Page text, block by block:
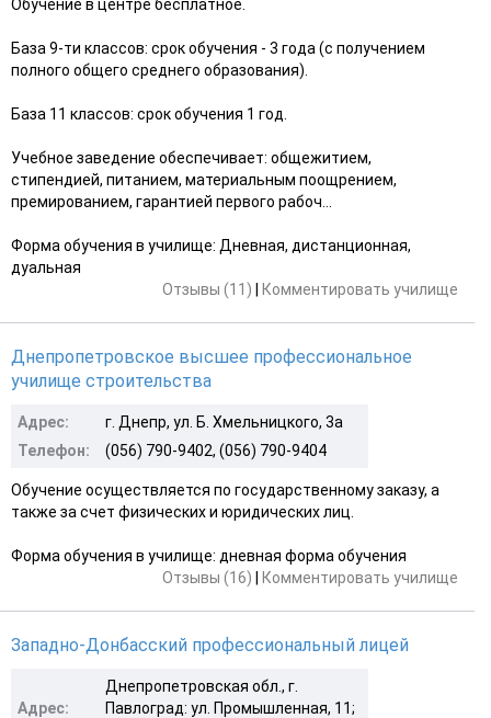
Обучение в центре бесплатное.
База 9-ти классов: срок обучения - 3 года (с получением
полного общего среднего образования).
База 11 классов: срок обучения 1 год.
Учебное заведение обеспечивает: общежитием,
стипендией, питанием, материальным поощрением,
премированием, гарантией первого рабоч...
Форма обучения в училище: Дневная, дистанционная,
дуальная
Отзывы (11)
Комментировать училище
Днепропетровское высшее профессиональное
училище строительства
Адрес:
г. Днепр, ул. Б. Хмельницкого, 3а
Телефон:
(056) 790-9402, (056) 790-9404
Обучение осуществляется по государственному заказу, а
также за счет физических и юридических лиц.
Форма обучения в училище: дневная форма обучения
Отзывы (16)
Комментировать училище
Западно-Донбасский профессиональный лицей
Адрес:
Днепропетровская обл., г.
Павлоград: ул. Промышленная, 11;